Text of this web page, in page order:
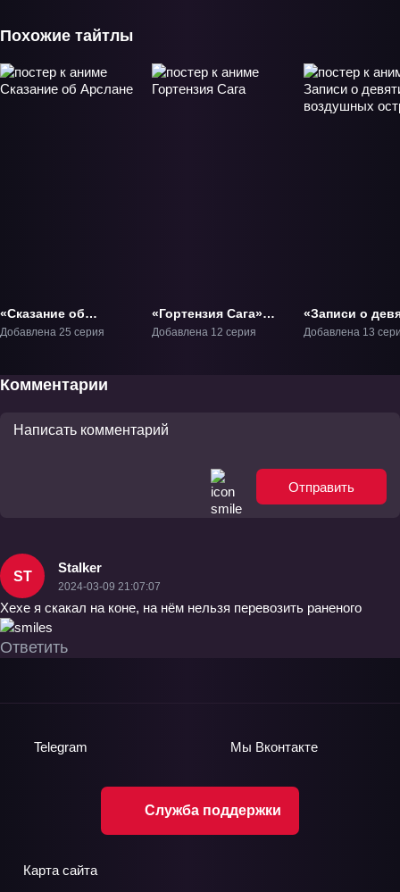
Похожие тайтлы
«Сказание об
Арслане» ТВ-1
Добавлена 25 серия
«Гортензия Сага»
ТВ-1
Добавлена 12 серия
«Записи о
воздушных
Добавлена 13
Комментарии
Отправить
ST
Stalker
2024-03-09 21:07:07
Хехе я скакал на коне, на нём нельзя перевозить раненого
Ответить
Служба поддержки
Telegram Мы Вконтакте
Карта сайта